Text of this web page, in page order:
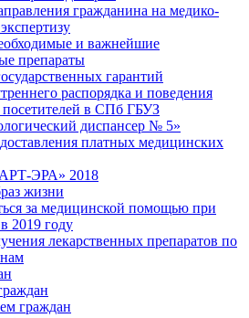
гражданина на медико-
и важнейшие
препараты
гарантий
распорядка и поведения
в СПб ГБУЗ
диспансер № 5»
платных медицинских
ЭРА» 2018
жизни
за медицинской помощью при
2019 году
лекарственных препаратов по
граждан